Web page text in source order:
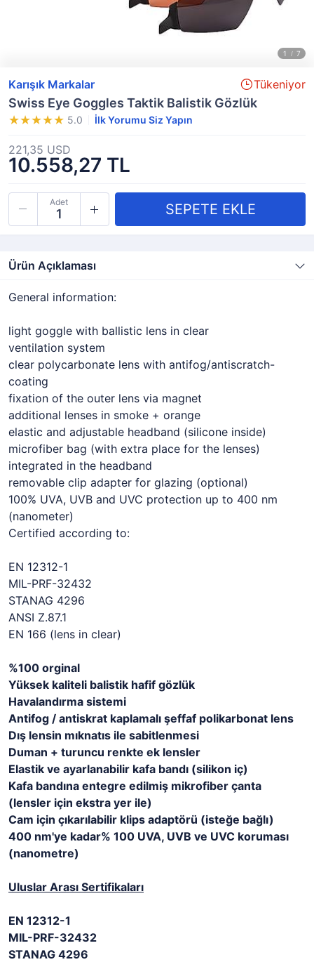
Karışık Markalar Tükeniyor
Swiss Eye Goggles Taktik Balistik Gözlük
5.0 İlk Yorumu Siz Yapın
10.558,27 TL
221,35 USD
Adet
Ürün Açıklaması
General information:
light goggle with ballistic lens in clear
ventilation system
clear polycarbonate lens with antifog/antiscratch-
coating
fixation of the outer lens via magnet
additional lenses in smoke + orange
elastic and adjustable headband (silicone inside)
microfiber bag (with extra place for the lenses)
integrated in the headband
removable clip adapter for glazing (optional)
100% UVA, UVB and UVC protection up to 400 nm
(nanometer)
Certified according to:
EN 12312-1
MIL-PRF-32432
STANAG 4296
ANSI Z.87.1
EN 166 (lens in clear)
%100 orginal
Yüksek kaliteli balistik hafif gözlük
Havalandırma sistemi
Antifog / antiskrat kaplamalı şeffaf polikarbonat lens
Dış lensin mıknatıs ile sabitlenmesi
Duman + turuncu renkte ek lensler
Elastik ve ayarlanabilir kafa bandı (silikon iç)
Kafa bandına entegre edilmiş mikrofiber çanta
(lensler için ekstra yer ile)
Cam için çıkarılabilir klips adaptörü (isteğe bağlı)
400 nm'ye kadar% 100 UVA, UVB ve UVC koruması
(nanometre)
Uluslar Arası Sertifikaları
EN 12312-1
MIL-PRF-32432
STANAG 4296